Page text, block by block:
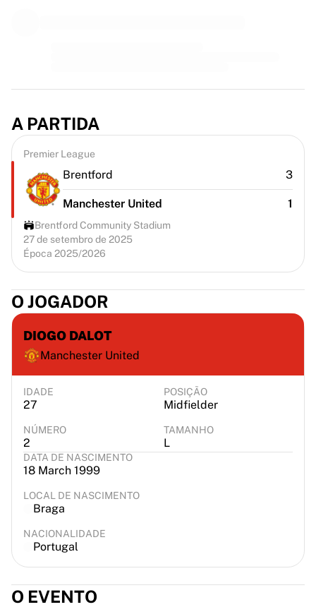
A PARTIDA
Premier League
Brentford 3
Manchester United 1
Brentford Community Stadium
27 de setembro de 2025
Época 2025/2026
O JOGADOR
DIOGO DALOT
Manchester United
IDADE
27
POSIÇÃO
Midfielder
NÚMERO
2
TAMANHO
L
DATA DE NASCIMENTO
18 March 1999
LOCAL DE NASCIMENTO
Braga
NACIONALIDADE
Portugal
O EVENTO